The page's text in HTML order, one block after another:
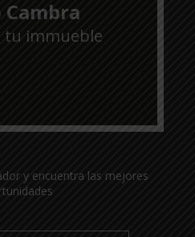
tu immueble
y encuentra las mejores